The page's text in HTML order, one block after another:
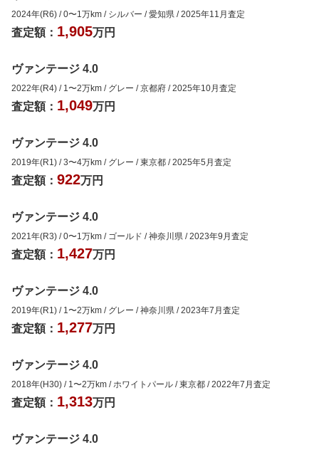
2024年(R6) /0〜1 万km / シルバー /愛知県 /2025年11月査定
査定額： 1,905万円
ヴァンテージ 4.0
2022年(R4) / 1 〜2万km / グレー /京都府 /2025年10月査定
査定額： 1,049万円
ヴァンテージ 4.0
2019年(R1) /3〜4万km / グレー /東京都 /2025年5月査定
査定額： 922万円
ヴァンテージ 4.0
2021年(R3) /0〜1 万km / ゴールド /神奈川県 /2023年9月査定
査定額： 1,427万円
ヴァンテージ 4.0
2019年(R1) / 1 〜2万km / グレー /神奈川県 /2023年7月査定
査定額： 1,277万円
ヴァンテージ 4.0
2018年(H30) / 1 〜2万km / ホワイトパール /東京都 /2022年7月査定
査定額： 1,313万円
ヴァンテージ 4.0